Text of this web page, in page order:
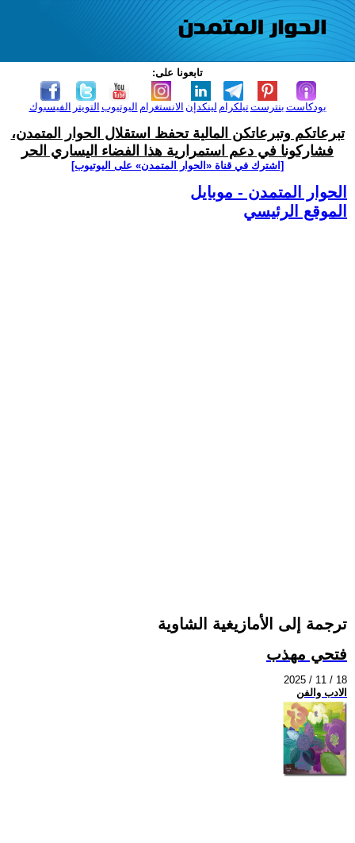
تابعونا على:
الفيسبوك التويتر اليوتيوب الانستغرام لينكدإن تيلكرامبنترست بودكاست
تبرعاتكم وتبرعاتكن المالية تحفظ استقلال الحوار المتمدن،
فشاركونا في دعم استمرارية هذا الفضاء اليساري الحر
[اشترك في قناة ‫«الحوار المتمدن» على اليوتيوب]
الحوار المتمدن - موبايل
الموقع الرئيسي
ترجمة إلى الأمازيغية الشاوية
فتحي مهذب
2025 / 11 / 18
الادب والفن